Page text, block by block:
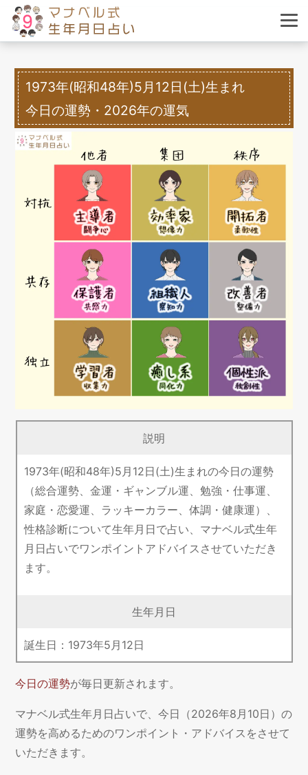
1973年(昭和48年)5月12日(土)生まれ
今日の運勢・2026年の運気
説明
1973年(昭和48年)5月12日(土)生まれの今日の運勢
（総合運勢、金運・ギャンブル運、勉強・仕事運、
家庭・恋愛運、ラッキーカラー、体調・健康運）、
性格診断について生年月日で占い、マナベル式生年
月日占いでワンポイントアドバイスさせていただき
ます。
生年月日
誕生日： 1973年5 月 12日
今日の運勢が毎日更新されます。
マナベル式生年月日占いで、今日（2026年8月10日）の
運勢を高めるためのワンポイント・アドバイスをさせて
いただきます。